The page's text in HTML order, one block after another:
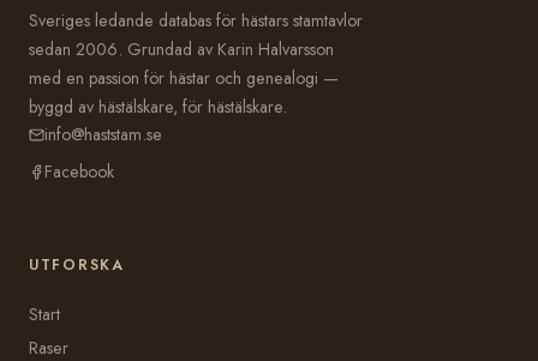
Sveriges ledande databas för hästars stamtavlor
sedan 2006. Grundad av Karin Halvarsson
med en passion för hästar och genealogi —
byggd av hästälskare, för hästälskare.
info@haststam.se
Facebook
UTFORSKA
Start
Raser